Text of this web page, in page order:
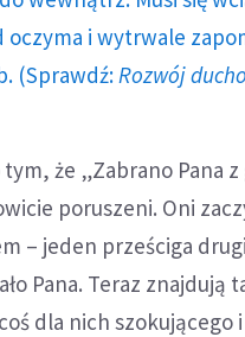
oczyma i wytrwale
(Sprawdź: Rozwój
że „Zabrano Pana
poruszeni. Oni
– jeden prześciga
Pana. Teraz znajdują
dla nich szokującego i